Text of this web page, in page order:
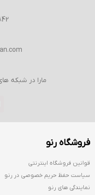
مارا در شبکه
فروشگاه رنو
قوانین فروشگاه اینترنتی
سیاست حفظ حریم خصوصی در رنو
نمایندگی های رنو